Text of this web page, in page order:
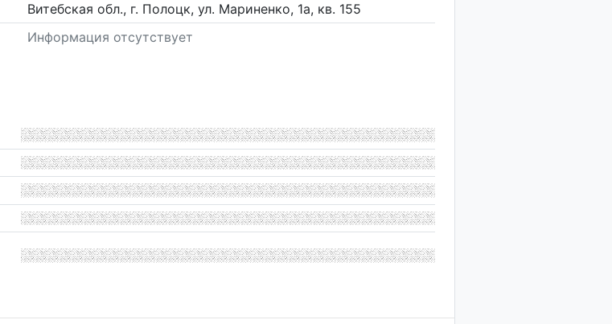
Витебская обл., г. Полоцк, ул. Мариненко, 1а, кв. 155
Информация отсутствует